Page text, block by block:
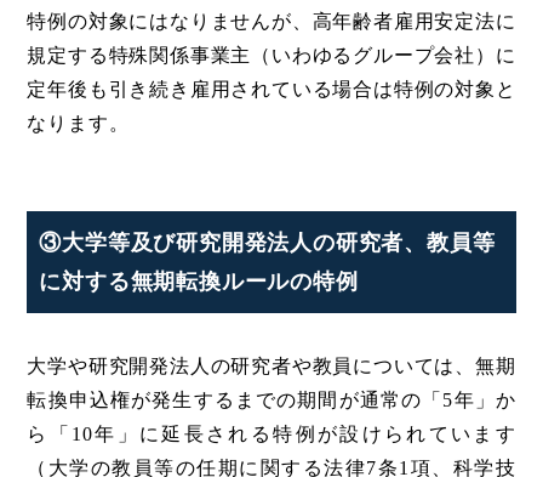
特例の対象にはなりませんが、高年齢者雇用安定法に
規定する特殊関係事業主（いわゆるグループ会社）に
定年後も引き続き雇用されている場合は特例の対象と
なります。
③大学等及び研究開発法人の研究者、教員等
に対する無期転換ルールの特例
大学や研究開発法人の研究者や教員については、無期
転換申込権が発生するまでの期間が通常の「5年」か
ら「10年」に延長される特例が設けられています
（大学の教員等の任期に関する法律7条1項、科学技